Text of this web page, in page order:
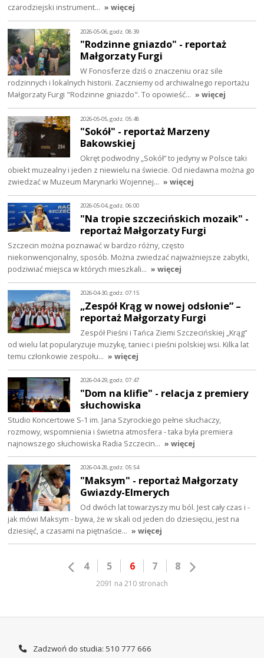
czarodziejski instrument… » więcej
2026-05-06, godz. 08:39
"Rodzinne gniazdo" - reportaż
Małgorzaty Furgi
W Fonosferze dziś o znaczeniu oraz sile
rodzinnych i lokalnych historii. Zaczniemy od archiwalnego reportażu
Małgorzaty Furgi "Rodzinne gniazdo". To opowieść… » więcej
2026-05-05, godz. 05:48
"Sokół" - reportaż Marzeny
Bakowskiej
Okręt podwodny „Sokół” to jedyny w Polsce taki
obiekt muzealny i jeden z niewielu na świecie. Od niedawna można go
zwiedzać w Muzeum Marynarki Wojennej… » więcej
2026-05-04, godz. 06:00
"Na tropie szczecińskich mozaik" -
reportaż Małgorzaty Furgi
Szczecin można poznawać w bardzo różny, często
niekonwencjonalny, sposób. Można zwiedzać najważniejsze zabytki,
podziwiać miejsca w których mieszkali… » więcej
2026-04-30, godz. 07:15
„Zespół Krąg w nowej odsłonie” –
reportaż Małgorzaty Furgi
Zespół Pieśni i Tańca Ziemi Szczecińskiej „Krąg”
od wielu lat popularyzuje muzykę, taniec i pieśni polskiej wsi. Kilka lat
temu członkowie zespołu… » więcej
2026-04-29, godz. 07:47
"Dom na klifie" - relacja z premiery
słuchowiska
Studio Koncertowe S-1 im. Jana Szyrockiego pełne słuchaczy,
rozmowy, wspomnienia i świetna atmosfera - taka była premiera
najnowszego słuchowiska Radia Szczecin… » więcej
2026-04-28, godz. 05:54
"Maksym" - reportaż Małgorzaty
Gwiazdy-Elmerych
Od dwóch lat towarzyszy mu ból. Jest cały czas i -
jak mówi Maksym - bywa, że w skali od jeden do dziesięciu, jest na
dziesięć, a czasami na piętnaście… » więcej
4 5 6 7 8
2091 na 210 stronach
Zadzwoń do studia: 510 777 666